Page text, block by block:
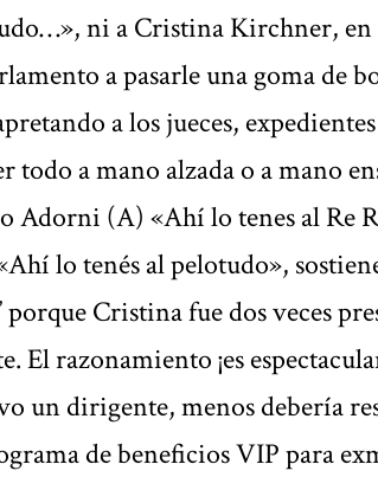
ni a Cristina Kirchner, en
a pasarle una goma de
a los jueces,
todo a mano alzada o a mano
Adorni (A) «Ahí lo tenes al Re
lo tenés al pelotudo»,
Cristina fue dos veces
El razonamiento ¡es
un dirigente, menos debería
de beneficios VIP para